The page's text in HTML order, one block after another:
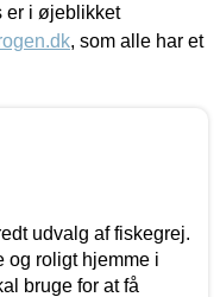
er i øjeblikket
, som alle har et
udvalg af fiskegrej.
og roligt hjemme i
bruge for at få